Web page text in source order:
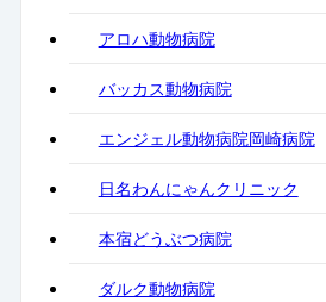
アロハ動物病院
バッカス動物病院
エンジェル動物病院岡崎病院
日名わんにゃんクリニック
本宿どうぶつ病院
ダルク動物病院